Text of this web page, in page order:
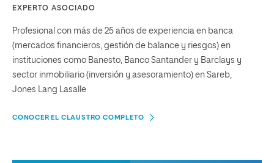
EXPERTO ASOCIADO
Profesional con más de 25 años de experiencia en banca
(mercados financieros, gestión de balance y riesgos) en
instituciones como Banesto, Banco Santander y Barclays y
sector inmobiliario (inversión y asesoramiento) en Sareb,
Jones Lang Lasalle
CONOCER EL CLAUSTRO COMPLETO